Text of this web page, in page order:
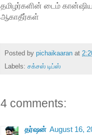
தமிழர்களின் டைம்
ஆகாதீர்கள்
Posted by pichaikaaran at
Labels: சக்சஸ் டிப்ஸ்
4 comments:
தர்ஷன் August 16,